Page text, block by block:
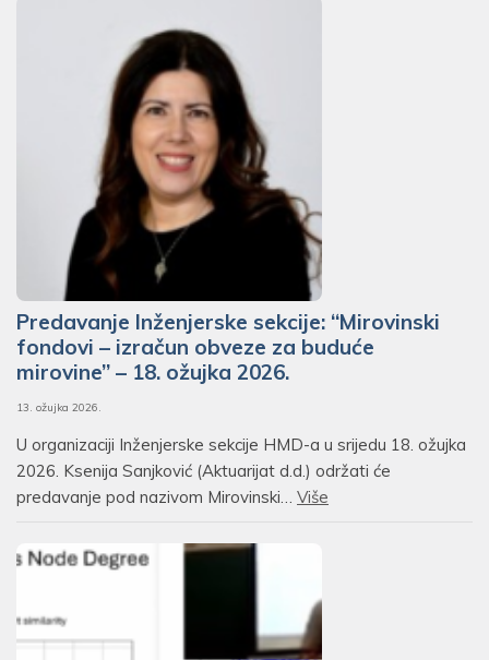
Predavanje Inženjerske sekcije: “Mirovinski
fondovi – izračun obveze za buduće
mirovine” – 18. ožujka 2026.
13. ožujka 2026.
U organizaciji Inženjerske sekcije HMD-a u srijedu 18. ožujka
2026. Ksenija Sanjković (Aktuarijat d.d.) održati će
predavanje pod nazivom Mirovinski… Više